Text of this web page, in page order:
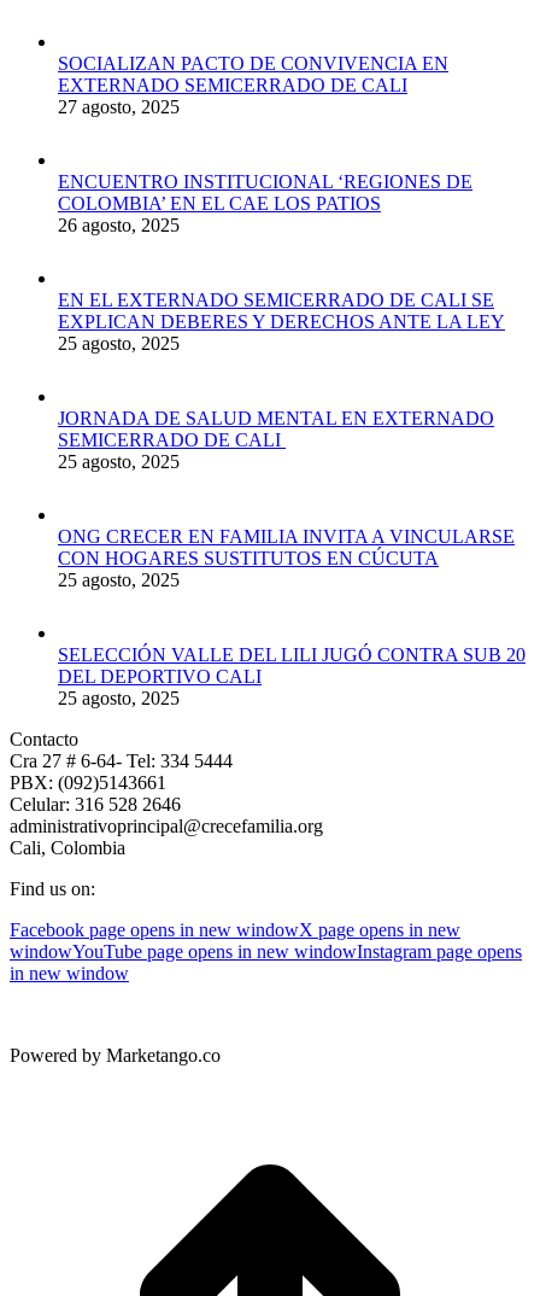
SOCIALIZAN PACTO DE CONVIVENCIA EN
EXTERNADO SEMICERRADO DE CALI
27 agosto, 2025
ENCUENTRO INSTITUCIONAL ‘REGIONES DE
COLOMBIA’ EN EL CAE LOS PATIOS
26 agosto, 2025
EN EL EXTERNADO SEMICERRADO DE CALI SE
EXPLICAN DEBERES Y DERECHOS ANTE LA LEY
25 agosto, 2025
JORNADA DE SALUD MENTAL EN EXTERNADO
SEMICERRADO DE CALI
25 agosto, 2025
ONG CRECER EN FAMILIA INVITA A VINCULARSE
CON HOGARES SUSTITUTOS EN CÚCUTA
25 agosto, 2025
SELECCIÓN VALLE DEL LILI JUGÓ CONTRA SUB 20
DEL DEPORTIVO CALI
25 agosto, 2025
Contacto
Cra 27 # 6-64- Tel: 334 5444
PBX: (092)5143661
Celular: 316 528 2646
administrativoprincipal@crecefamilia.org
Cali, Colombia
Find us on:
Facebook page opens in new windowX page opens in new
windowYouTube page opens in new windowInstagram page opens
in new window
Powered by Marketango.co